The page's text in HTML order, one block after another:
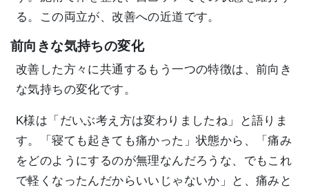
る。この両立が、改善への近道です。
前向きな気持ちの変化
改善した方々に共通するもう一つの特徴は、前向き
な気持ちの変化です。
K様は「だいぶ考え方は変わりましたね」と語りま
す。「寝ても起きても痛かった」状態から、「痛み
をどのようにするのが無理なんだろうな、でもこれ
で軽くなったんだからいいじゃないか」と、痛みと